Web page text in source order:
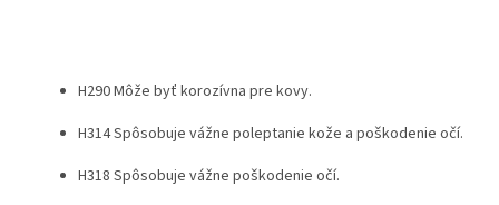
H290 Môže byť korozívna pre kovy.
H314 Spôsobuje vážne poleptanie kože a poškodenie očí.
H318 Spôsobuje vážne poškodenie očí.